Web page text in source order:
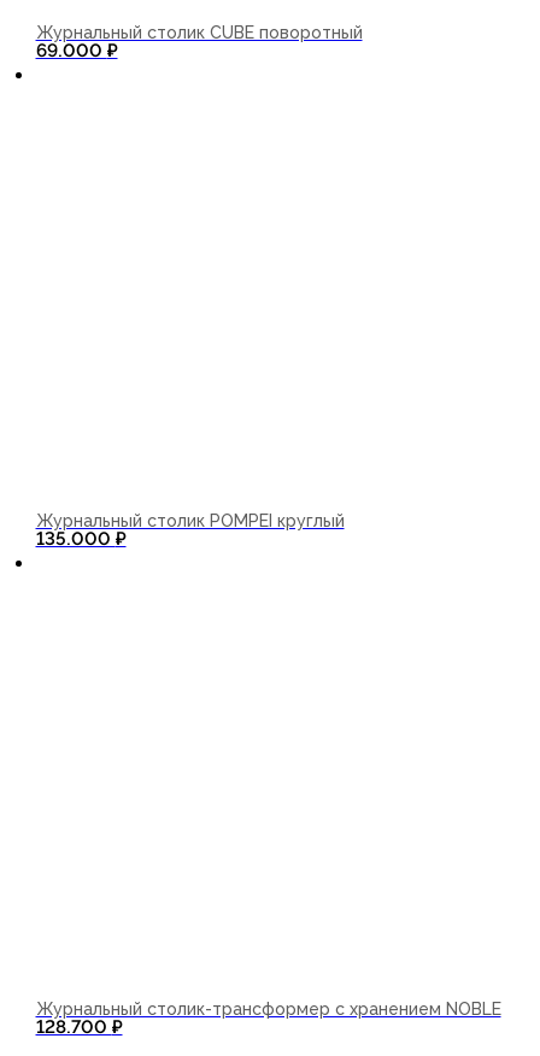
Журнальный столик CUBE поворотный
69.000 ₽
Журнальный столик POMPEI круглый
135.000 ₽
Журнальный столик-трансформер с хранением NOBLE
128.700 ₽